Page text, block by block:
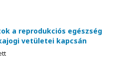
a reprodukciós egészség
vetületei kapcsán